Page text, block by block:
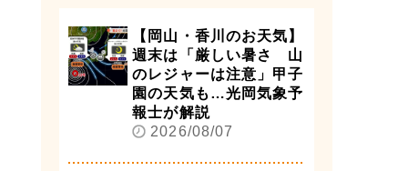
【岡山・香川のお天気】
週末は「厳しい暑さ 山
のレジャーは注意」甲子
園の天気も…光岡気象予
報士が解説
2026/08/07